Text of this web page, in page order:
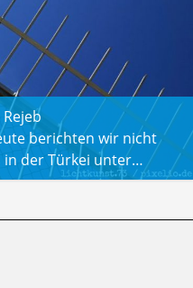
berichten wir nicht
in der Türkei unter…